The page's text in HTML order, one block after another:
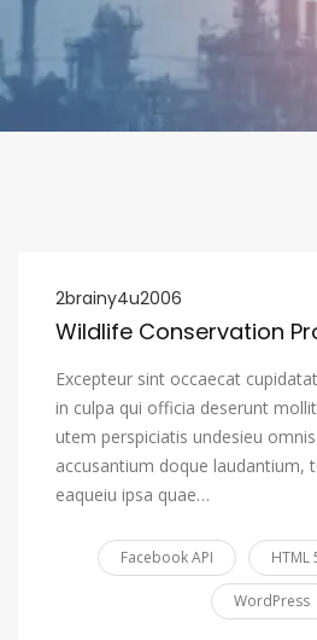
2brainy4u2006
Wildlife Conservation
Excepteur sint occaecat
in culpa qui officia deserunt
utem perspiciatis undesieu
accusantium doque laudantium,
eaqueiu ipsa quae…
Facebook API HTML
WordPress